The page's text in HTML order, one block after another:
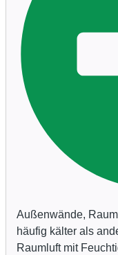
Außenwände,
häufig kälter als
Raumluft mit